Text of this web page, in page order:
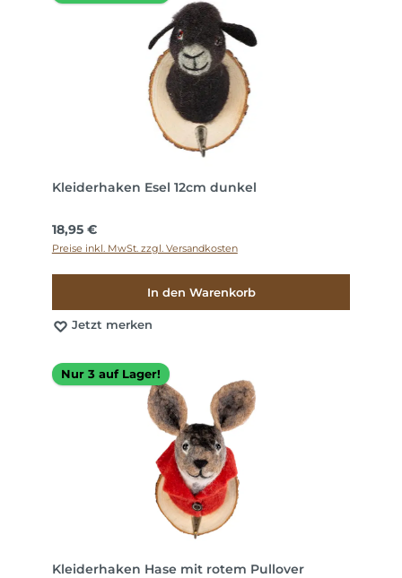
Kleiderhaken Esel 12cm dunkel
Regulärer Preis:
18,95 €
Preise inkl. MwSt. zzgl. Versandkosten
In den Warenkorb
Jetzt merken
Nur 3 auf Lager!
Kleiderhaken Hase mit rotem Pullover